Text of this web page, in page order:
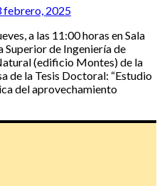
febrero, 2025
a las 11:00 horas en Sala
Superior de Ingeniería de
(edificio Montes) de la
de la Tesis Doctoral: “Estudio
del aprovechamiento